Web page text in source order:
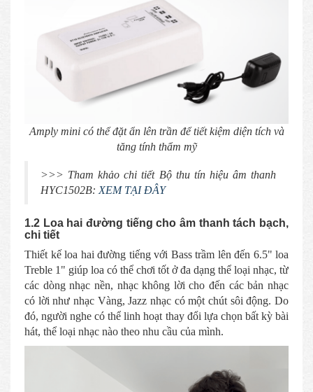
Amply mini có thể đặt ẩn lên trần để tiết kiệm diện tích và
tăng tính thẩm mỹ
>>> Tham khảo chi tiết Bộ thu tín hiệu âm thanh
HYC1502B: XEM TẠI ĐÂY
1.2 Loa hai đường tiếng cho âm thanh tách bạch,
chi tiết
Thiết kế loa hai đường tiếng với Bass trầm lên đến 6.5" loa
Treble 1" giúp loa có thể chơi tốt ở đa dạng thể loại nhạc, từ
các dòng nhạc nền, nhạc không lời cho đến các bản nhạc
có lời như nhạc Vàng, Jazz nhạc có một chút sôi động. Do
đó, người nghe có thể linh hoạt thay đổi lựa chọn bất kỳ bài
hát, thể loại nhạc nào theo nhu cầu của mình.